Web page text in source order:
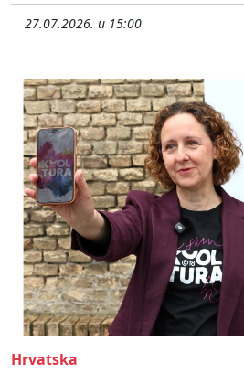
27.07.2026. u 15:00
Hrvatska